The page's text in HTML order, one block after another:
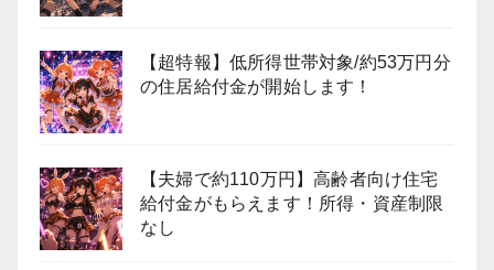
【超特報】低所得世帯対象/約53万円分
の住居給付金が開始します！
【夫婦で約110万円】高齢者向け住宅
給付金がもらえます！所得・資産制限
なし